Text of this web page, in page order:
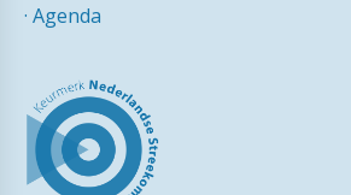
· Agenda